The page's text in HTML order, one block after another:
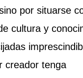
por situarse
cultura y
creador tenga